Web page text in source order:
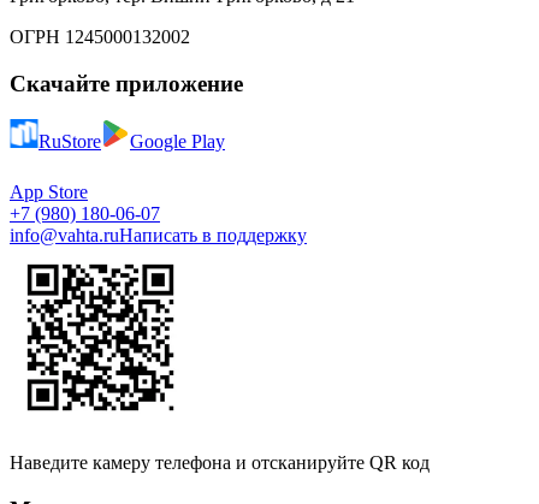
ОГРН 1245000132002
Скачайте приложение
RuStore Google Play
App Store
+7 (980) 180-06-07
info@vahta.ruНаписать в поддержку
Наведите камеру телефона и отсканируйте QR код